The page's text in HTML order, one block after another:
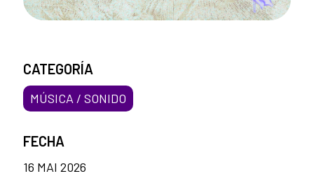
CATEGORÍA
MÚSICA / SONIDO
FECHA
16 MAI 2026